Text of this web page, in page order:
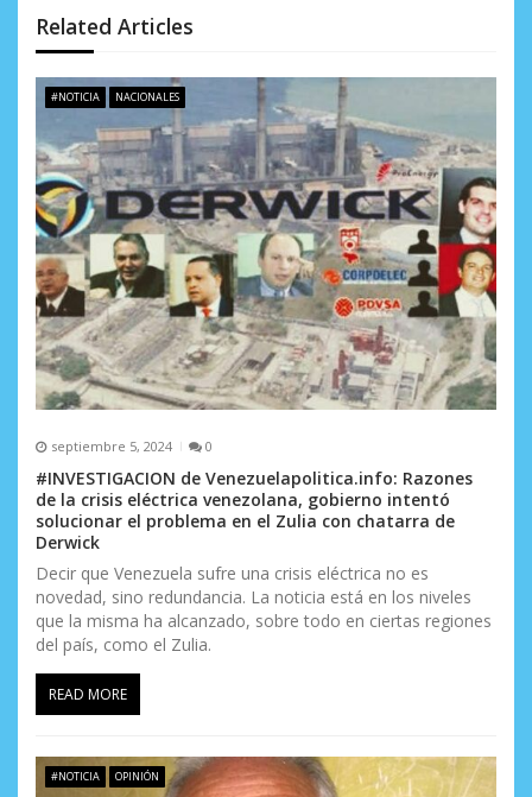
n
d
e
e
n
t
r
a
d
a
s
Related Articles
#NOTICIA NACIONALES
septiembre 5, 2024 0
#INVESTIGACION de Venezuelapolitica.info: Razones
de la crisis eléctrica venezolana, gobierno intentó
solucionar el problema en el Zulia con chatarra de
Derwick
Decir que Venezuela sufre una crisis eléctrica no es
novedad, sino redundancia. La noticia está en los niveles
que la misma ha alcanzado, sobre todo en ciertas regiones
del país, como el Zulia.
READ MORE
#NOTICIA OPINIÓN